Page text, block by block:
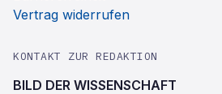
Vertrag widerrufen
KONTAKT ZUR REDAKTION
BILD DER WISSENSCHAFT